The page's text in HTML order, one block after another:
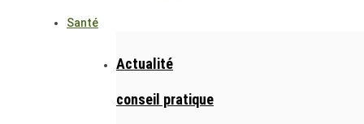
Santé
Actualité
conseil pratique